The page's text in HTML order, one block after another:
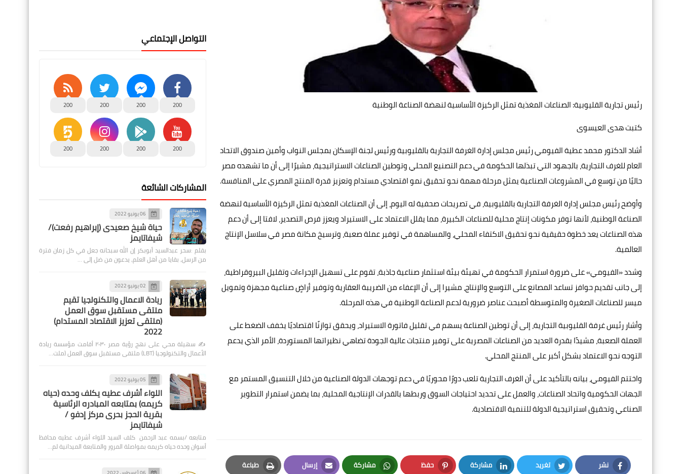
رئيس تجارية القليوبية: الصناعات المغذية تمثل الركيزة الأساسية لنهضة الصناعة الوطنية
كتبت هدى العيسوى
أشاد الدكتور محمد عطية الفيومي رئيس مجلس إدارة الغرفة التجارية بالقليوبية ورئيس لجنة الإسكان بمجلس النواب وأمين صندوق الاتحاد
العام للغرف التجارية، بالجهود التي تبذلها الحكومة في دعم التصنيع المحلي وتوطين الصناعات الاستراتيجية، مشيرًا إلى أن ما تشهده مصر
حاليًا من توسع في المشروعات الصناعية يمثل مرحلة مهمة نحو تحقيق نمو اقتصادي مستدام وتعزيز قدرة المنتج المصري على المنافسة.
وأوضح رئيس مجلس إدارة الغرفة التجارية بالقليوبية، في تصريحات صحفية له اليوم، إلى أن الصناعات المغذية تمثل الركيزة الأساسية لنهضة
الصناعة الوطنية، لأنها توفر مكونات إنتاج محلية للصناعات الكبيرة، مما يقلل الاعتماد على الاستيراد ويعزز فرص التصدير، لافتا إلى أن دعم
هذه الصناعات يعد خطوة حقيقية نحو تحقيق الاكتفاء المحلي، والمساهمة في توفير عملة صعبة، وترسيخ مكانة مصر في سلاسل الإنتاج
العالمية.
وشدد «الفيومي» على ضرورة استمرار الحكومة في تهيئة بيئة استثمار صناعية جاذبة، تقوم على تسهيل الإجراءات وتقليل البيروقراطية،
إلى جانب تقديم حوافز تساعد المصانع على التوسع والإنتاج، مشيرا إلى أن الإعفاء من الضريبة العقارية وتوفير أراضٍ صناعية مجهزة وتمويل
ميسر للصناعات الصغيرة والمتوسطة أصبحت عناصر ضرورية لدعم الصناعة الوطنية في هذه المرحلة.
وأشار رئيس غرفة القليوبية التجارية، إلى أن توطين الصناعة يسهم في تقليل فاتورة الاستيراد، ويحقق توازنًا اقتصاديًا يخفف الضغط على
العملة الصعبة، مشيدًا بقدرة العديد من الصناعات المصرية على توفير منتجات عالية الجودة تضاهي نظيراتها المستوردة، الأمر الذي يدعم
التوجه نحو الاعتماد بشكل أكبر على المنتج المحلي.
واختتم الفيومي، بيانه بالتأكيد على أن الغرف التجارية تلعب دورًا محوريًا في دعم توجهات الدولة الصناعية من خلال التنسيق المستمر مع
الجهات الحكومية واتحاد الصناعات، والعمل على تحديد احتياجات السوق وربطها بالقدرات الإنتاجية المحلية، بما يضمن استمرار التطوير
الصناعي وتحقيق استراتيجية الدولة للتنمية الاقتصادية.
نشر تغريد مشاركة حفظ مشاركة إرسال طباعة
التواصل الإجتماعي
200
200
200
200
200
200
200
200
المشاركات الشائعة
06 يونيو 2022
حياة شيخ صعيدى (إبراهيم رفعت)/
شيفاتايمز
بقلم :سحر عبدالسيد أبوبكر إن الله سبحانه جعل في كل زمان فترة
من الرسل، بقايا من أهل العلم، يدعون من ضل إلى …
02 يونيو 2022
ريادة الاعمال والتكنولجيا تقيم
ملتقى مستقبل سوق العمل
(ملتقى تعزيز الاقتصاد المستدام)
2022
✍️ سهيلة محي على نهج رؤية مصر ٢٠٣٠ أقامت مؤسسة ريادة
الأعمال والتكنولوجيا (LBT) ملتقى مستقبل سوق العمل (ملت…
05 يوليو 2022
اللواء أشرف عطيه يكلف وحده (حياه
كريمه) بمتابعه المبادره الرئاسية
بقرية الحجز بحرى مركز إدفو /
شيفاتايمز
متابعه /بسمه عبد الرحمن كلف السيد اللواء أشرف عطيه محافظ
أسوان وحده حياه كريمه بمواصلة المرور والمتابعة الميدانية لم…